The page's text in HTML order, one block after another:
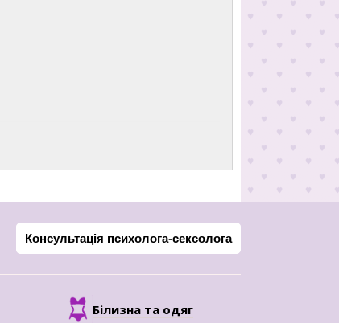
Консультація психолога-сексолога
Білизна та одяг